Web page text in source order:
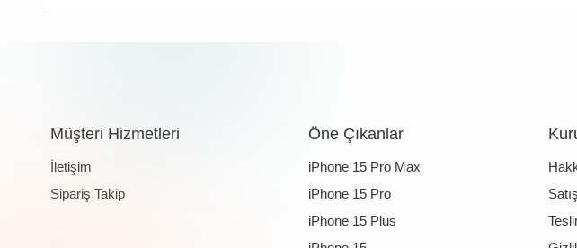
Müşteri Hizmetleri
İletişim
Sipariş Takip
Öne Çıkanlar
iPhone 15 Pro Max
iPhone 15 Pro
iPhone 15 Plus